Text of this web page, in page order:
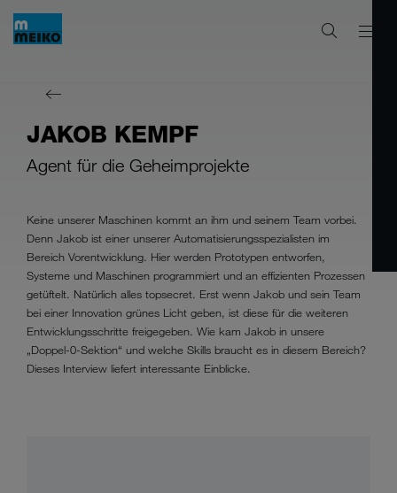
JAKOB KEMPF
Agent für die Geheimprojekte
Keine unserer Maschinen kommt an ihm und seinem Team vorbei.
Denn Jakob ist einer unserer Automatisierungsspezialisten im
Bereich Vorentwicklung. Hier werden Prototypen entworfen,
Systeme und Maschinen programmiert und an effizienten Prozessen
getüftelt. Natürlich alles topsecret. Erst wenn Jakob und sein Team
bei einer Innovation grünes Licht geben, ist diese für die weiteren
Entwicklungsschritte freigegeben. Wie kam Jakob in unsere
„Doppel-0-Sektion“ und welche Skills braucht es in diesem Bereich?
Dieses Interview liefert interessante Einblicke.